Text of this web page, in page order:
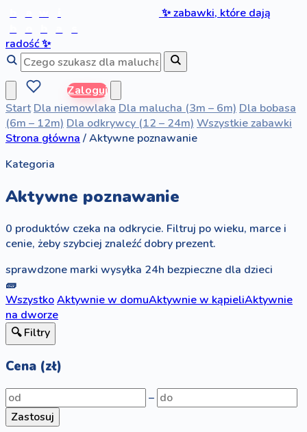
✨zabawki, które dają
radość✨
Zaloguj
Start Dla niemowlaka Dla malucha (3m – 6m) Dla bobasa
(6m – 12m) Dla odkrywcy (12 – 24m) Wszystkie zabawki
Strona główna /Aktywne poznawanie
Kategoria
Aktywne poznawanie
0 produktów czeka na odkrycie. Filtruj po wieku, marce i
cenie, żeby szybciej znaleźć dobry prezent.
sprawdzone marki wysyłka 24h bezpieczne dla dzieci
🧱
WszystkoAktywnie w domuAktywnie w kąpieliAktywnie
na dworze
🔍 Filtry
Cena (zł)
–
Zastosuj